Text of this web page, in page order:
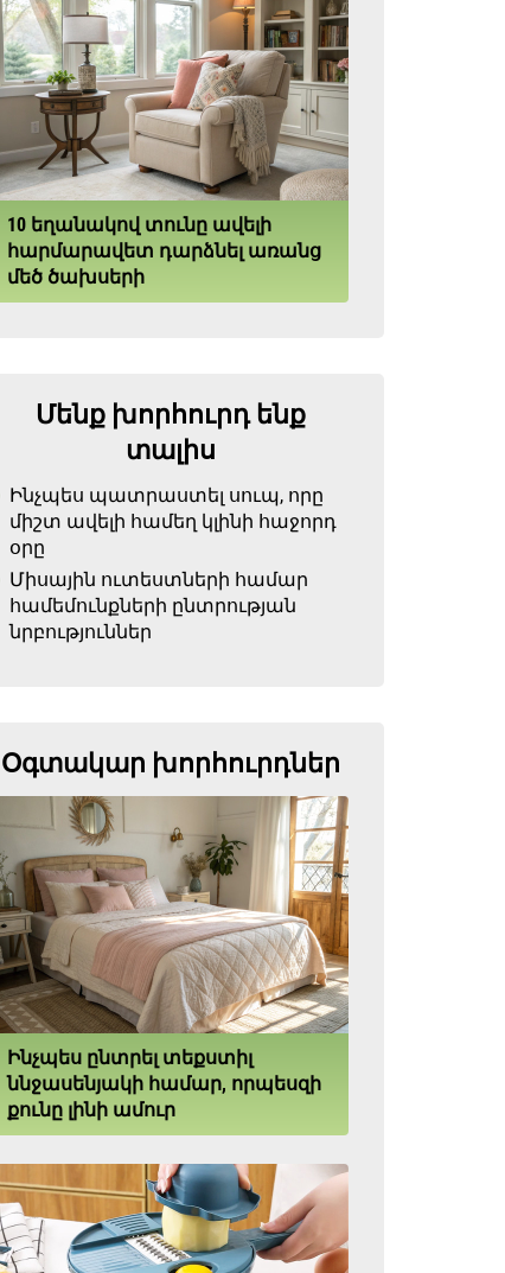
10 եղանակով տունը ավելի
հարմարավետ դարձնել առանց
մեծ ծախսերի
Մենք խորհուրդ ենք
տալիս
Ինչպես պատրաստել սուպ, որը
միշտ ավելի համեղ կլինի հաջորդ
օրը
Միսային ուտեստների համար
համեմունքների ընտրության
նրբություններ
Օգտակար խորհուրդներ
Ինչպես ընտրել տեքստիլ
ննջասենյակի համար, որպեսզի
քունը լինի ամուր